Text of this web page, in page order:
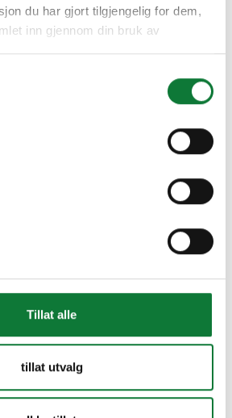
du har gjort tilgjengelig for dem,
inn gjennom din bruk av
Tillat alle
tillat utvalg
Aquatics